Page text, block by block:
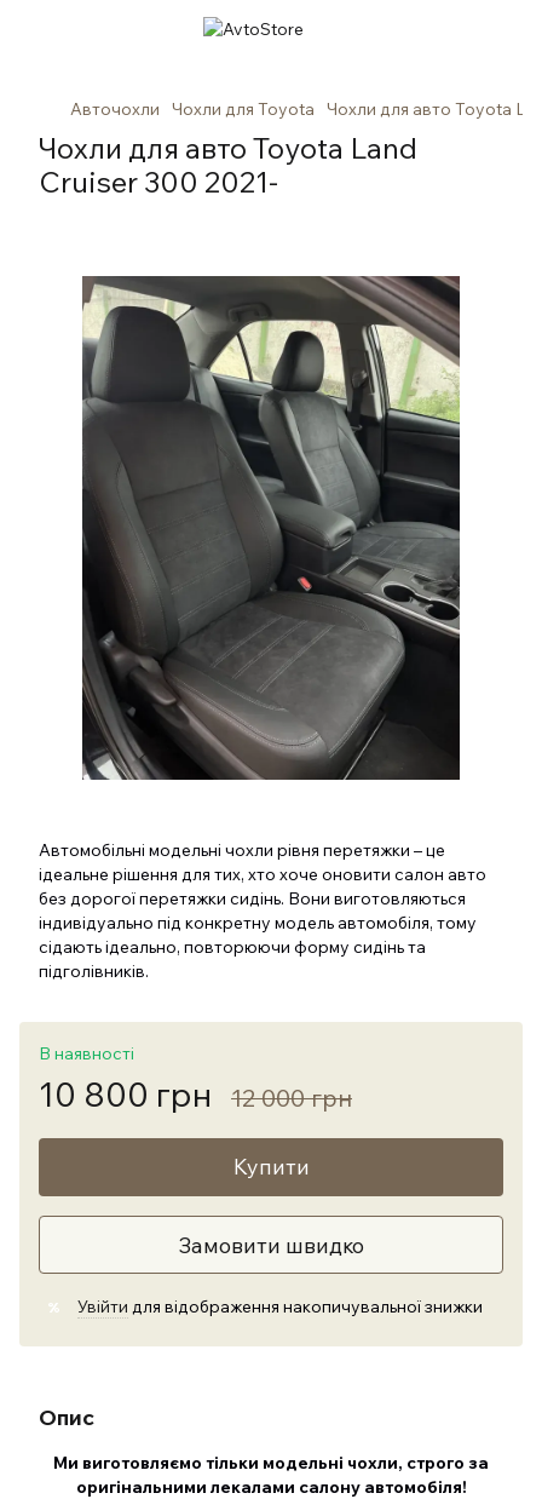
Авточохли Чохли для Toyota Чохли для авто Toyota
Чохли для авто Toyota Land
Cruiser 300 2021-
Автомобільні модельні чохли рівня перетяжки – це
ідеальне рішення для тих, хто хоче оновити салон авто
без дорогої перетяжки сидінь. Вони виготовляються
індивідуально під конкретну модель автомобіля, тому
сідають ідеально, повторюючи форму сидінь та
підголівників.
В наявності
10 800 грн 12 000 грн
Купити
Замовити швидко
% Увійти для відображення накопичувальної знижки
Опис
Ми виготовляємо тільки модельні чохли, строго за
оригінальними лекалами салону автомобіля!